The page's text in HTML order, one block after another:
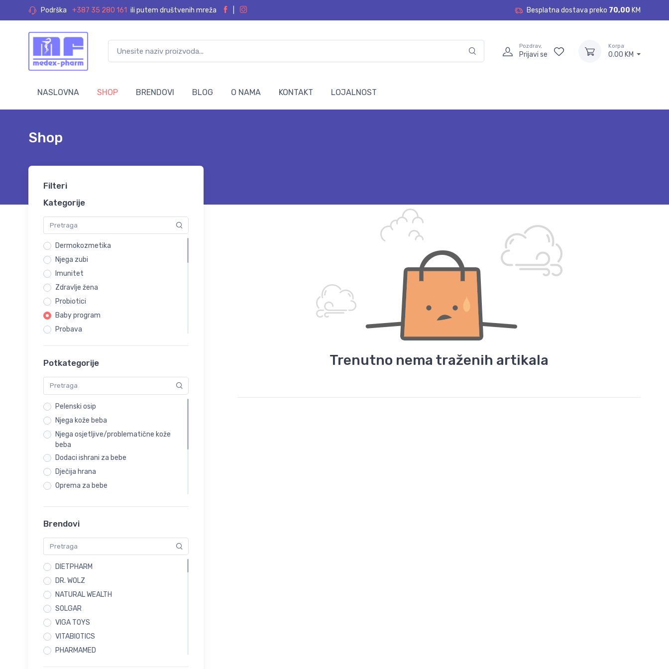
Podrška +387 35 280 161 ili putem društvenih mreža Besplatna dostava preko 70,00 KM
Pozdrav,
Prijavi se
Korpa
0.00 KM
NASLOVNA SHOP BRENDOVI BLOG O NAMA KONTAKT LOJALNOST
Shop
Filteri
Kategorije
Dermokozmetika
Njega zubi
Imunitet
Zdravlje žena
Probiotici
Baby program
Probava
Preparati za smirenje i miran san
Urinarne infekcije
Higijena nosa
Alergije
Trudnice i dojilje
Vitamini i minerali
Zdravlje muškaraca
Prirodni preparati
Cirkulacija i pamćenje
Kreme i gelovi
Hemoroidi
Medicinski aparati
PAKETI
Čajevi
Potkategorije
Pelenski osip
Njega kože beba
Njega osjetljive/problematične kože
beba
Dodaci ishrani za bebe
Dječija hrana
Oprema za bebe
Njega bebine kose i vlasišta
Dude
Boce za bebe
Brendovi
DIETPHARM
DR. WOLZ
NATURAL WEALTH
SOLGAR
VIGA TOYS
VITABIOTICS
PHARMAMED
Trenutno nema traženih artikala